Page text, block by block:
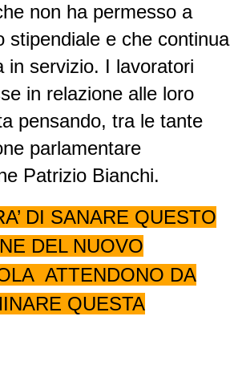
non ha permesso a
stipendiale e che continua
in servizio. I lavoratori
in relazione alle loro
pensando, tra le tante
parlamentare
Patrizio Bianchi.
DI SANARE QUESTO
DEL NUOVO
ATTENDONO DA
QUESTA